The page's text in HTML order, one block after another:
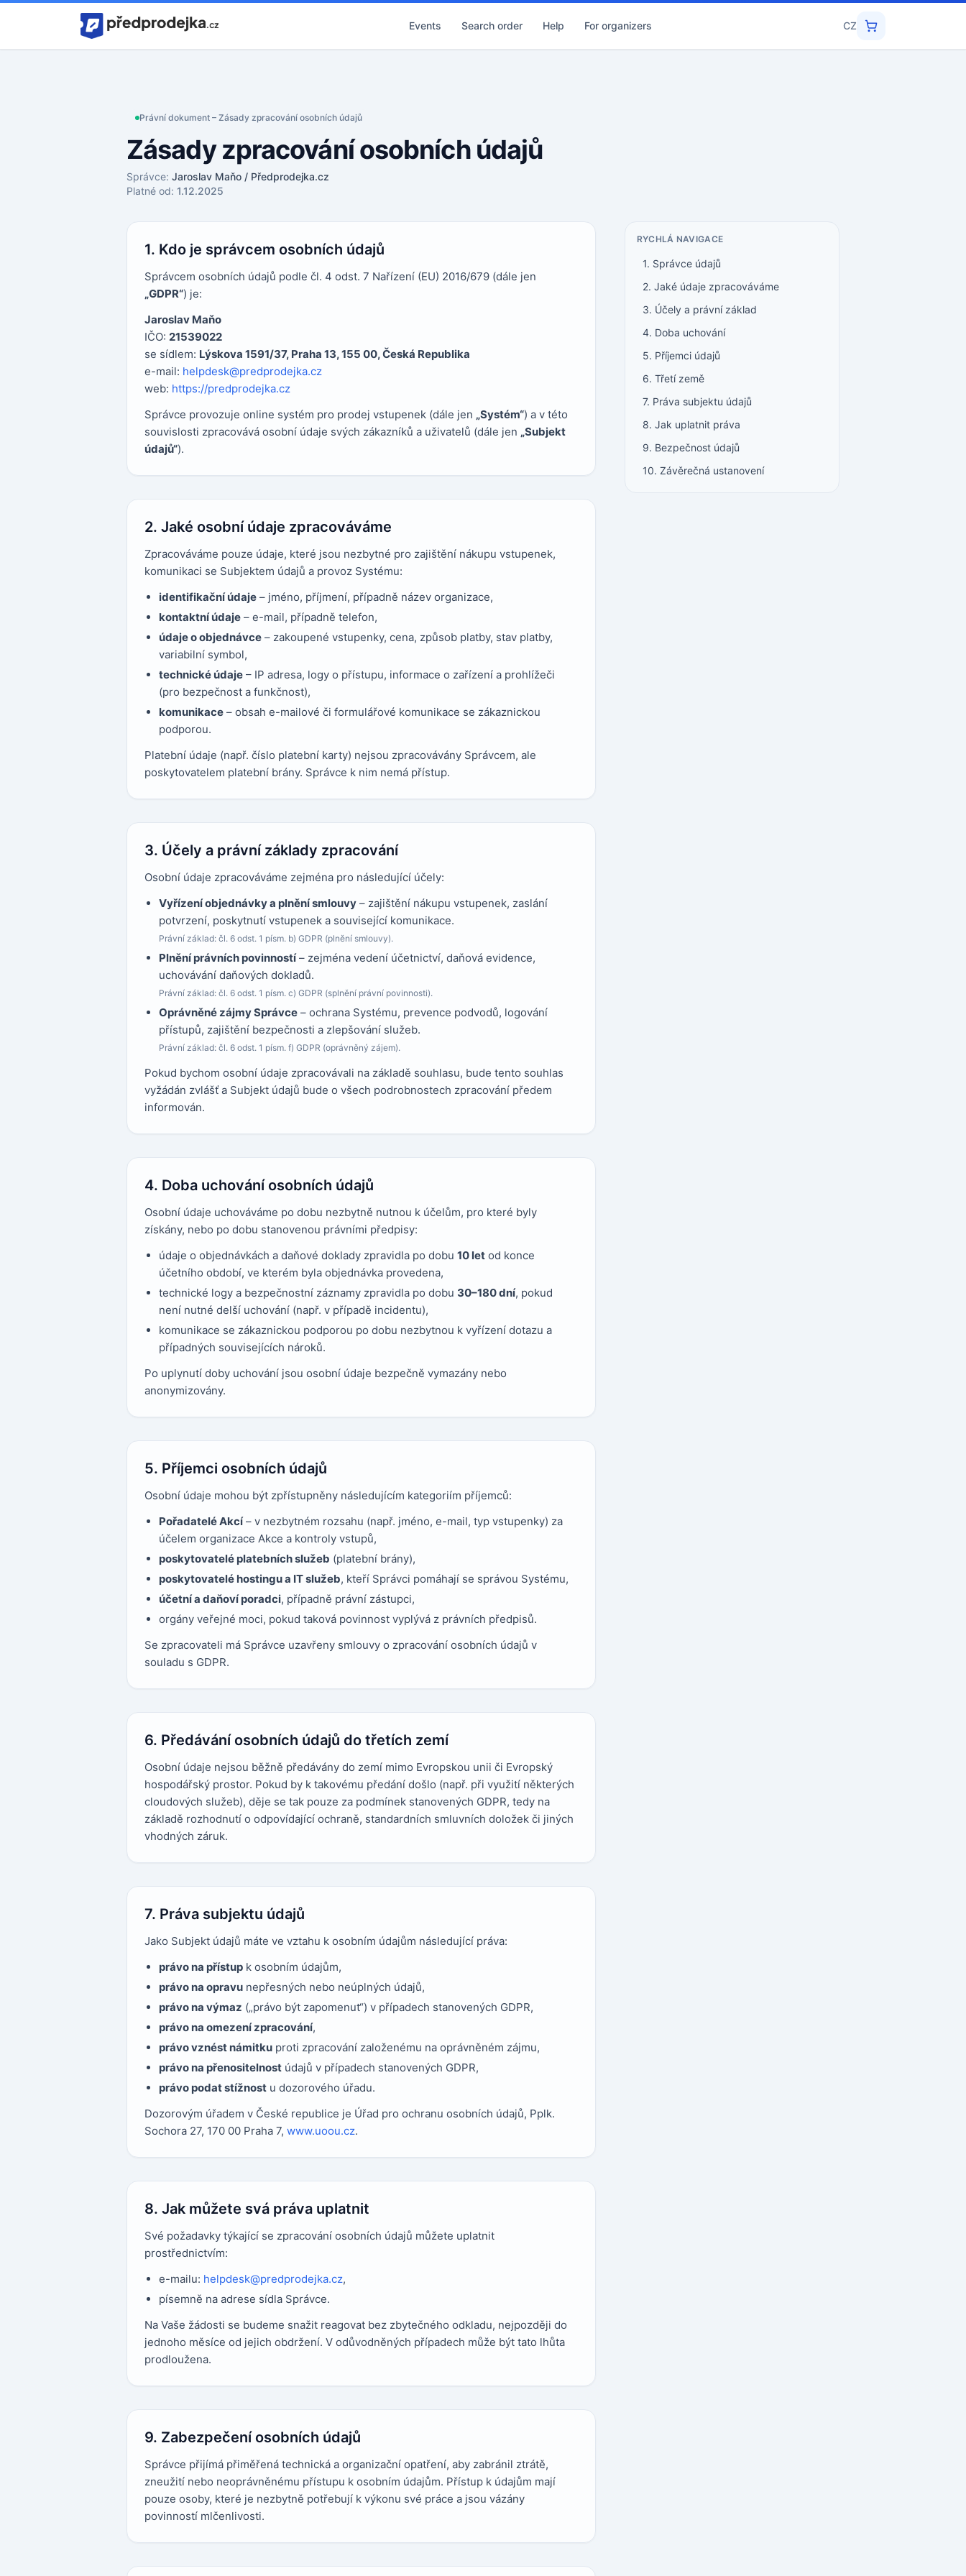
Home
Events Search order Help For organizers CZ
Právní dokument – Zásady zpracování osobních údajů
Zásady zpracování osobních údajů
Správce: Jaroslav Maňo / Předprodejka.cz
Platné od: 1.12.2025
1. Kdo je správcem osobních údajů
Správcem osobních údajů podle čl. 4 odst. 7 Nařízení (EU) 2016/679 (dále jen
„GDPR“) je:
Jaroslav Maňo
IČO: 21539022
se sídlem: Lýskova 1591/37, Praha 13, 155 00, Česká Republika
e-mail: helpdesk@predprodejka.cz
web: https://predprodejka.cz
Správce provozuje online systém pro prodej vstupenek (dále jen „Systém“) a v této
souvislosti zpracovává osobní údaje svých zákazníků a uživatelů (dále jen „Subjekt
údajů“).
2. Jaké osobní údaje zpracováváme
Zpracováváme pouze údaje, které jsou nezbytné pro zajištění nákupu vstupenek,
komunikaci se Subjektem údajů a provoz Systému:
identifikační údaje – jméno, příjmení, případně název organizace,
kontaktní údaje – e-mail, případně telefon,
údaje o objednávce – zakoupené vstupenky, cena, způsob platby, stav platby,
variabilní symbol,
technické údaje – IP adresa, logy o přístupu, informace o zařízení a prohlížeči
(pro bezpečnost a funkčnost),
komunikace – obsah e-mailové či formulářové komunikace se zákaznickou
podporou.
Platební údaje (např. číslo platební karty) nejsou zpracovávány Správcem, ale
poskytovatelem platební brány. Správce k nim nemá přístup.
3. Účely a právní základy zpracování
Osobní údaje zpracováváme zejména pro následující účely:
Vyřízení objednávky a plnění smlouvy – zajištění nákupu vstupenek, zaslání
potvrzení, poskytnutí vstupenek a související komunikace.
Právní základ: čl. 6 odst. 1 písm. b) GDPR (plnění smlouvy).
Plnění právních povinností– zejména vedení účetnictví, daňová evidence,
uchovávání daňových dokladů.
Právní základ: čl. 6 odst. 1 písm. c) GDPR (splnění právní povinnosti).
Oprávněné zájmy Správce – ochrana Systému, prevence podvodů, logování
přístupů, zajištění bezpečnosti a zlepšování služeb.
Právní základ: čl. 6 odst. 1 písm. f) GDPR (oprávněný zájem).
Pokud bychom osobní údaje zpracovávali na základě souhlasu, bude tento souhlas
vyžádán zvlášť a Subjekt údajů bude o všech podrobnostech zpracování předem
informován.
4. Doba uchování osobních údajů
Osobní údaje uchováváme po dobu nezbytně nutnou k účelům, pro které byly
získány, nebo po dobu stanovenou právními předpisy:
údaje o objednávkách a daňové doklady zpravidla po dobu 10 let od konce
účetního období, ve kterém byla objednávka provedena,
technické logy a bezpečnostní záznamy zpravidla po dobu 30–180 dní, pokud
není nutné delší uchování (např. v případě incidentu),
komunikace se zákaznickou podporou po dobu nezbytnou k vyřízení dotazu a
případných souvisejících nároků.
Po uplynutí doby uchování jsou osobní údaje bezpečně vymazány nebo
anonymizovány.
5. Příjemci osobních údajů
Osobní údaje mohou být zpřístupněny následujícím kategoriím příjemců:
Pořadatelé Akcí– v nezbytném rozsahu (např. jméno, e-mail, typ vstupenky) za
účelem organizace Akce a kontroly vstupů,
poskytovatelé platebních služeb (platební brány),
poskytovatelé hostingu a IT služeb, kteří Správci pomáhají se správou Systému,
účetní a daňoví poradci, případně právní zástupci,
orgány veřejné moci, pokud taková povinnost vyplývá z právních předpisů.
Se zpracovateli má Správce uzavřeny smlouvy o zpracování osobních údajů v
souladu s GDPR.
6. Předávání osobních údajů do třetích zemí
Osobní údaje nejsou běžně předávány do zemí mimo Evropskou unii či Evropský
hospodářský prostor. Pokud by k takovému předání došlo (např. při využití některých
cloudových služeb), děje se tak pouze za podmínek stanovených GDPR, tedy na
základě rozhodnutí o odpovídající ochraně, standardních smluvních doložek či jiných
vhodných záruk.
7. Práva subjektu údajů
Jako Subjekt údajů máte ve vztahu k osobním údajům následující práva:
právo na přístup k osobním údajům,
právo na opravu nepřesných nebo neúplných údajů,
právo na výmaz („právo být zapomenut“) v případech stanovených GDPR,
právo na omezení zpracování,
právo vznést námitku proti zpracování založenému na oprávněném zájmu,
právo na přenositelnost údajů v případech stanovených GDPR,
právo podat stížnost u dozorového úřadu.
Dozorovým úřadem v České republice je Úřad pro ochranu osobních údajů, Pplk.
Sochora 27, 170 00 Praha 7, www.uoou.cz.
8. Jak můžete svá práva uplatnit
Své požadavky týkající se zpracování osobních údajů můžete uplatnit
prostřednictvím:
e-mailu: helpdesk@predprodejka.cz,
písemně na adrese sídla Správce.
Na Vaše žádosti se budeme snažit reagovat bez zbytečného odkladu, nejpozději do
jednoho měsíce od jejich obdržení. V odůvodněných případech může být tato lhůta
prodloužena.
9. Zabezpečení osobních údajů
Správce přijímá přiměřená technická a organizační opatření, aby zabránil ztrátě,
zneužití nebo neoprávněnému přístupu k osobním údajům. Přístup k údajům mají
pouze osoby, které je nezbytně potřebují k výkonu své práce a jsou vázány
povinností mlčenlivosti.
RYCHLÁ NAVIGACE
1. Správce údajů
2. Jaké údaje zpracováváme
3. Účely a právní základ
4. Doba uchování
5. Příjemci údajů
6. Třetí země
7. Práva subjektu údajů
8. Jak uplatnit práva
9. Bezpečnost údajů
10. Závěrečná ustanovení